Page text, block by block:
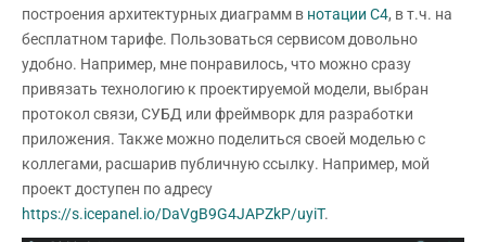
построения архитектурных диаграмм в нотации C4, в т.ч. на
бесплатном тарифе. Пользоваться сервисом довольно
удобно. Например, мне понравилось, что можно сразу
привязать технологию к проектируемой модели, выбран
протокол связи, СУБД или фреймворк для разработки
приложения. Также можно поделиться своей моделью с
коллегами, расшарив публичную ссылку. Например, мой
проект доступен по адресу
https://s.icepanel.io/DaVgB9G4JAPZkP/uyiT.